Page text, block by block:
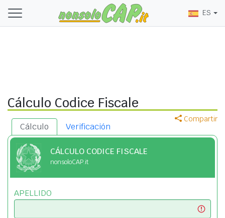
ES
Cálculo Codice Fiscale
Compartir
Cálculo Verificación
CÁLCULO CODICE FISCALE
nonsoloCAP.it
APELLIDO